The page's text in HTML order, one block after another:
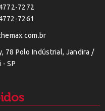
7272
7261
78 Polo Indústrial, Jandira /
- SP